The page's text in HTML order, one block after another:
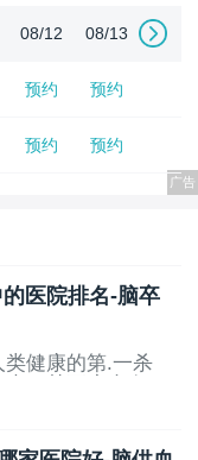
08/12 08/13
预约 预约
预约 预约
的医院排名-脑卒
健康的第.一杀
，让我们一起来了